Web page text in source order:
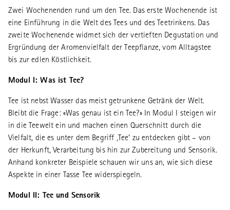
Zwei Wochenenden rund um den Tee. Das erste Wochenende ist
eine Einführung in die Welt des Tees und des Teetrinkens. Das
zweite Wochenende widmet sich der vertieften Degustation und
Ergründung der Aromenvielfalt der Teepflanze, vom Alltagstee
bis zur edlen Köstlichkeit.
Modul I: Was ist Tee?
Tee ist nebst Wasser das meist getrunkene Getränk der Welt.
Bleibt die Frage: «Was genau ist ein Tee?» In Modul I steigen wir
in die Teewelt ein und machen einen Querschnitt durch die
Vielfalt, die es unter dem Begriff ‚Tee‘ zu entdecken gibt – von
der Herkunft, Verarbeitung bis hin zur Zubereitung und Sensorik.
Anhand konkreter Beispiele schauen wir uns an, wie sich diese
Aspekte in einer Tasse Tee widerspiegeln.
Modul II: Tee und Sensorik